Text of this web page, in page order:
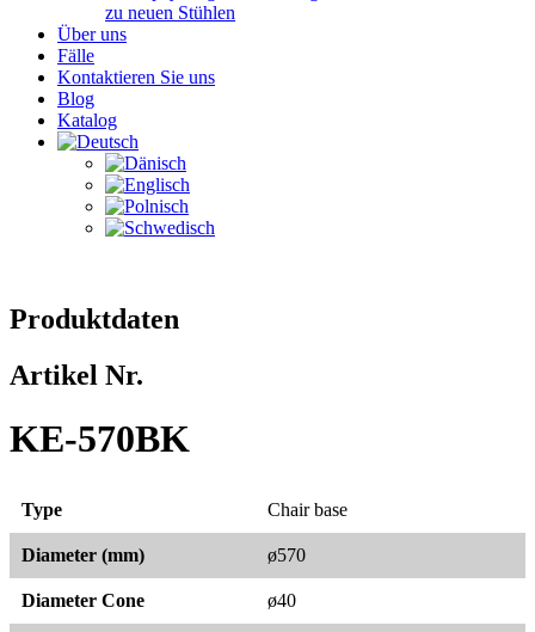
zu neuen Stühlen
Über uns
Fälle
Kontaktieren Sie uns
Blog
Katalog
Produktdaten
Artikel Nr.
KE-570BK
Type Chair base
Diameter (mm) ø570
Diameter Cone ø40